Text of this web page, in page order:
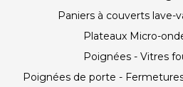
Paniers à couverts lave-
Plateaux Micro-
Poignées - Vitres
Poignées de porte -